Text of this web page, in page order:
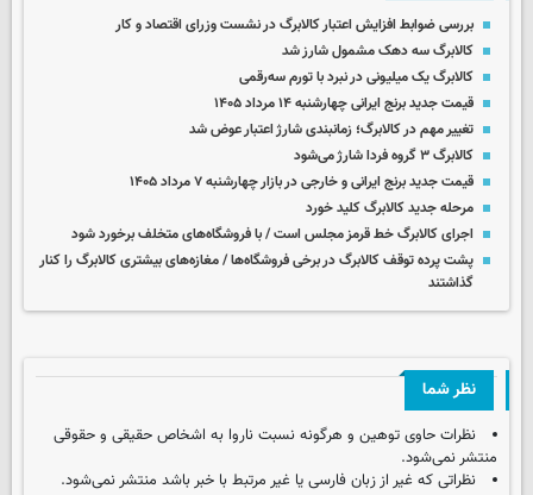
بررسی ضوابط افزایش اعتبار کالابرگ در نشست وزرای اقتصاد و کار
کالابرگ سه دهک مشمول شارز شد
کالابرگ یک میلیونی در نبرد با تورم سه‌رقمی
قیمت جدید برنج ایرانی چهارشنبه ۱۴ مرداد ۱۴۰۵
تغییر مهم در کالابرگ؛ زمانبندی‌ شارژ اعتبار عوض شد
کالابرگ ۳ گروه فردا شارژ می‌شود
قیمت جدید برنج ایرانی و خارجی در بازار چهارشنبه ۷ مرداد ۱۴۰۵
مرحله جدید کالابرگ کلید خورد
اجرای کالابرگ خط قرمز مجلس است / با فروشگاه‌های متخلف برخورد شود
پشت پرده توقف کالابرگ در برخی فروشگاه‌ها / مغازه‌های بیشتری کالابرگ را کنار
گذاشتند
نظر شما
نظرات حاوی توهین و هرگونه نسبت ناروا به اشخاص حقیقی و حقوقی
منتشر نمی‌شود.
نظراتی که غیر از زبان فارسی یا غیر مرتبط با خبر باشد منتشر نمی‌شود.